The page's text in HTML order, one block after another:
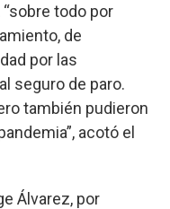
“sobre todo por
de
por las
seguro de paro.
también pudieron
acotó el
Álvarez, por